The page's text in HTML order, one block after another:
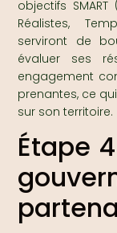
objectifs
Réalistes,
serviront de
évaluer ses
engagement
prenantes, ce
sur son territoire.
Étape